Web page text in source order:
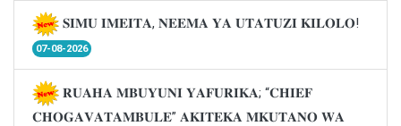
𝐒𝐈𝐌𝐔 𝐈𝐌𝐄𝐈𝐓𝐀, 𝐍𝐄𝐄𝐌𝐀 𝐘𝐀 𝐔𝐓𝐀𝐓𝐔𝐙𝐈 𝐊𝐈𝐋𝐎𝐋𝐎!
07-08-2026
𝐑𝐔𝐀𝐇𝐀 𝐌𝐁𝐔𝐘𝐔𝐍𝐈 𝐘𝐀𝐅𝐔𝐑𝐈𝐊𝐀; “𝐂𝐇𝐈𝐄𝐅
𝐂𝐇𝐎𝐆𝐀𝐕𝐀𝐓𝐀𝐌𝐁𝐔𝐋𝐄” 𝐀𝐊𝐈𝐓𝐄𝐊𝐀 𝐌𝐊𝐔𝐓𝐀𝐍𝐎 𝐖𝐀